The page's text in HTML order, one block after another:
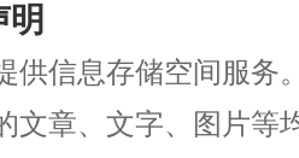
明
供信息存储空间服务
文章、文字、图片等